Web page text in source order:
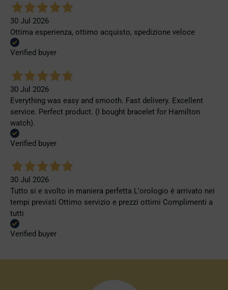
30 Jul 2026
Ottima esperienza, ottimo acquisto, spedizione veloce
Verified buyer
30 Jul 2026
Everything was easy and smooth. Fast delivery. Excellent
service. Perfect product. (I bought bracelet for Hamilton
watch).
Verified buyer
30 Jul 2026
Tutto si e svolto in maniera perfetta L'orologio è arrivato nei
tempi previsti Ottimo servizio e prezzi ottimi Complimenti a
tutti
Verified buyer